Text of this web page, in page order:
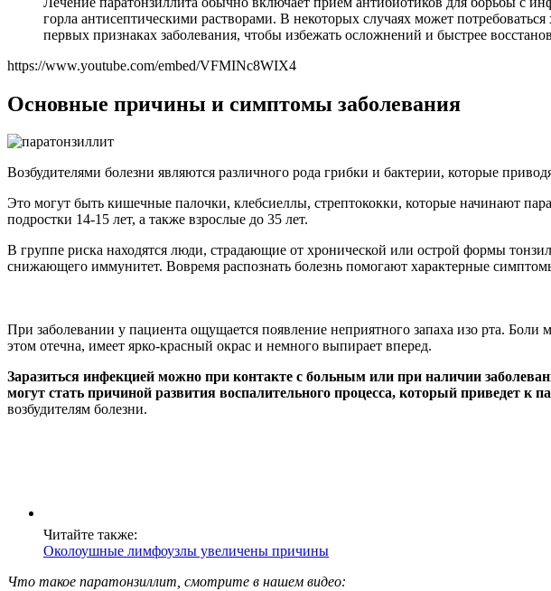
горла антисептическими растворами. В некоторых случаях может
первых признаках заболевания, чтобы избежать осложнений и быстрее
https://www.youtube.com/embed/VFMINc8WIX4
Основные причины и симптомы заболевания
Возбудителями болезни являются различного рода грибки и бактерии, которые
Это могут быть кишечные палочки, клебсиеллы, стрептококки, которые начинают
подростки 14-15 лет, а также взрослые до 35 лет.
В группе риска находятся люди, страдающие от хронической или острой формы
снижающего иммунитет. Вовремя распознать болезнь помогают характерные
При заболевании у пациента ощущается появление неприятного запаха изо рта. Боли
этом отечна, имеет ярко-красный окрас и немного выпирает вперед.
Заразиться инфекцией можно при контакте с больным или при наличии
могут стать причиной развития воспалительного процесса, который приведет к
возбудителям болезни.
Читайте также:
Околоушные лимфоузлы увеличены причины
Что такое паратонзиллит, смотрите в нашем видео: